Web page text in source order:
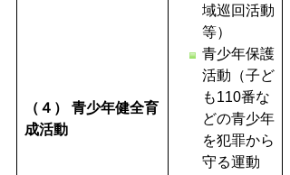
（４）
青少年健全育
成活動
域巡回活動
等）
青少年保護
活動（子ど
も110番な
どの青少年
を犯罪から
守る運動